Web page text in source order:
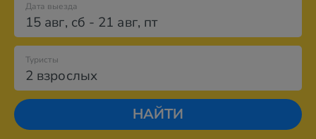
Дата выезда
15 авг, сб - 21 авг, пт
2 взрослых
Туристы
НАЙТИ